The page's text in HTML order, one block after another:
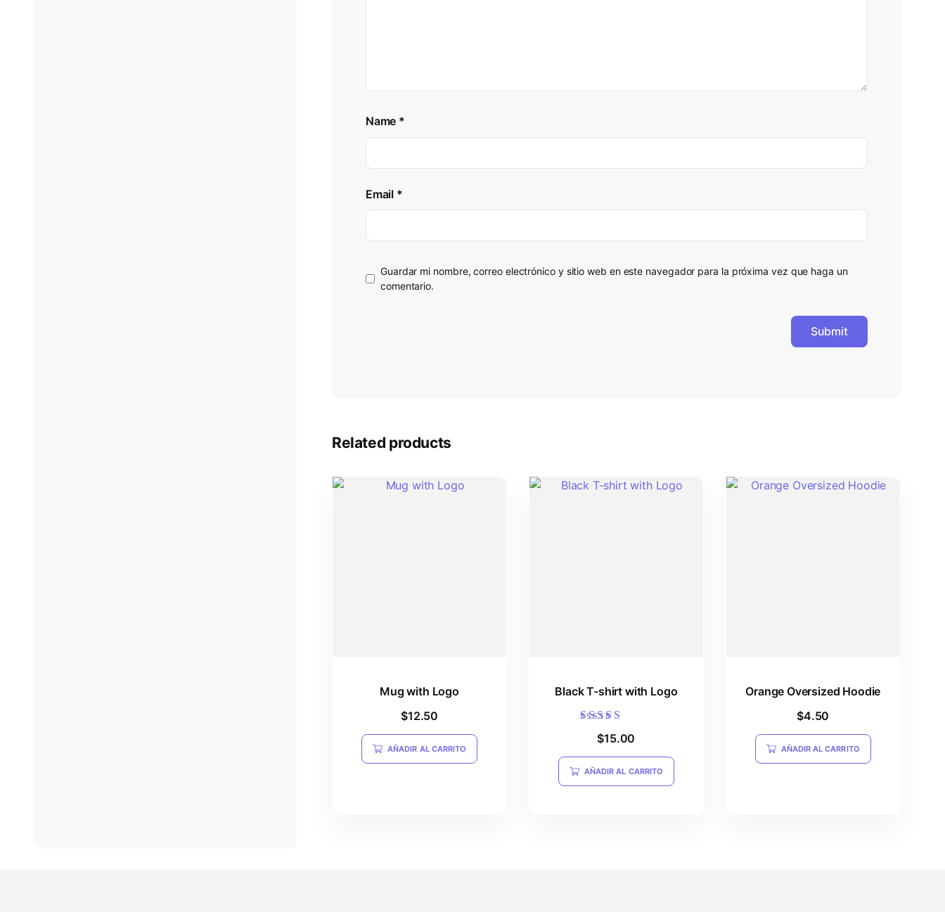
Name *
Email *
Guardar mi nombre, correo electrónico y sitio web en este navegador para la próxima vez que haga un
comentario.
Related products
Mug with Logo
$12.50
AÑADIR AL CARRITO
Black T-shirt with Logo
Valorado en
5.00
de 5
$15.00
AÑADIR AL CARRITO
Orange Oversized Hoodie
$4.50
AÑADIR AL CARRITO